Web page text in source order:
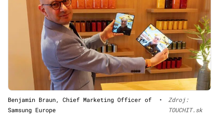
Benjamin Braun, Chief Marketing Officer of
Samsung Europe
•
Zdroj:
TOUCHIT.sk